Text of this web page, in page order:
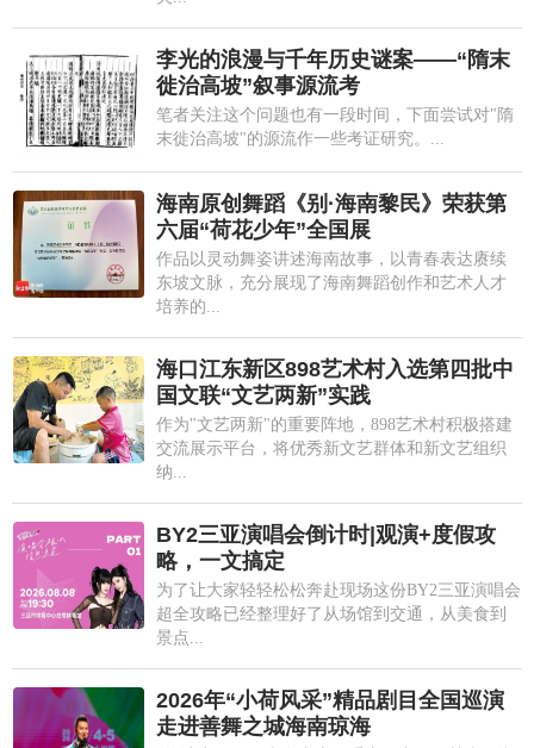
李光的浪漫与千年历史谜案——“隋末
徙治高坡”叙事源流考
笔者关注这个问题也有一段时间，下面尝试对"隋
末徙治高坡"的源流作一些考证研究。...
海南原创舞蹈《别·海南黎民》荣获第
六届“荷花少年”全国展
作品以灵动舞姿讲述海南故事，以青春表达赓续
东坡文脉，充分展现了海南舞蹈创作和艺术人才
培养的...
海口江东新区898艺术村入选第四批中
国文联“文艺两新”实践
作为"文艺两新"的重要阵地，898艺术村积极搭建
交流展示平台，将优秀新文艺群体和新文艺组织
纳...
BY2三亚演唱会倒计时|观演+度假攻
略，一文搞定
为了让大家轻轻松松奔赴现场这份BY2三亚演唱会
超全攻略已经整理好了从场馆到交通，从美食到
景点...
2026年“小荷风采”精品剧目全国巡演
走进善舞之城海南琼海